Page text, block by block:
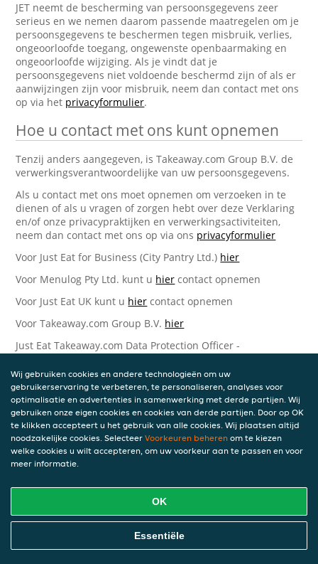
JET neemt de bescherming van persoonsgegevens zeer
serieus en we nemen daarom passende maatregelen om je
persoonsgegevens te beschermen tegen misbruik, verlies,
ongeoorloofde toegang, ongewenste openbaarmaking en
ongeoorloofde wijziging. Als je vindt dat je
persoonsgegevens niet voldoende beschermd zijn of als er
aanwijzingen zijn voor misbruik, neem dan contact met ons
op via het privacyformulier.
Hoe u contact met ons kunt opnemen
Tenzij anders aangegeven, is Takeaway.com Group B.V. de
verwerkingsverantwoordelijke van uw persoonsgegevens.
Als u contact met ons moet opnemen om verzoeken in te
dienen of als u vragen of zorgen hebt over deze Verklaring
en/of onze privacypraktijken en verwerkingsactiviteiten,
neem dan contact met ons op via ons privacyformulier
Voor Just Eat for Business (City Pantry Ltd.) hier
Voor Menulog Pty Ltd. kunt u hier contact opnemen
Voor Just Eat UK kunt u hier contact opnemen
Voor Takeaway.com Group B.V. hier
Just Eat Takeaway.com Data Protection Officer -
Piet Heinkade 61
1019 GM Amsterdam
Nederland
Bijgewerkte versies van deze
Privacyverklaring
Wij kunnen deze Verklaring van tijd tot tijd bijwerken als
reactie op veranderende juridische, technische of zakelijke
ontwikkelingen. Wanneer wij onze Privacyverklaring
bijwerken, zullen wij passende maatregelen nemen om u
op de hoogte te brengen, in overeenstemming met het
Wij gebruiken cookies en andere technologieën om uw
gebruikerservaring te verbeteren, te personaliseren, analyses voor
optimalisatie en advertenties in samenwerking met derde partijen. Wij
gebruiken onze eigen cookies en cookies van derde partijen. Door op OK
te klikken accepteert u het gebruik van alle cookies. Wij plaatsen altijd
noodzakelijke cookies. Selecteer Voorkeuren beheren om te kiezen
welke cookies u wilt accepteren, om uw voorkeur aan te passen en voor
meer informatie.
OK
Essentiële